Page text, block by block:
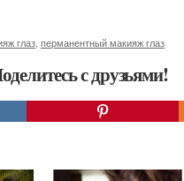
глаз, перманентный макияж глаз
с друзьями!